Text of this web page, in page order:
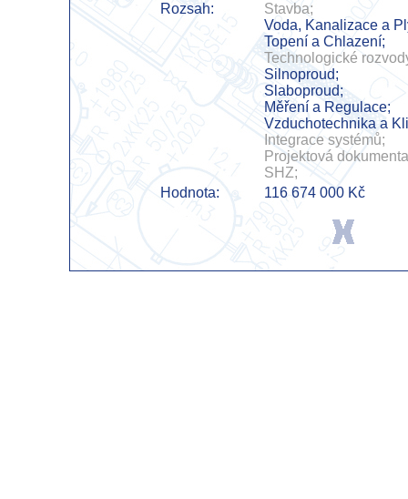
Rozsah:
Stavba;
Voda, Kanalizace a
Topení a Chlazení;
Technologické
Silnoproud;
Slaboproud;
Měření a Regulace;
Vzduchotechnika a
Integrace systémů;
Projektová
SHZ;
Hodnota:
116 674 000 Kč